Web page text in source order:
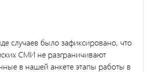
случаев было зафиксировано, что
СМИ не разграничивают
в нашей анкете этапы работы в